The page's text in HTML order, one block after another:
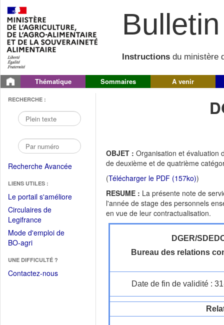
Instructions du ministère
Thématique Sommaires A venir
RECHERCHE :
Recherche Avancée
LIENS UTILES :
Le portail s'améliore(Fichier
Circulaires de
Legifrance(Ouvrir
dans
une
fenêtre)
Mode d'emploi de
BO-agri(Ouvrir
une
nouvelle
UNE DIFFICULTÉ ?
Contactez-nous
OBJET : Organisation et évaluation
de deuxième et de quatrième
(Télécharger le PDF (157ko))
RESUME : La présente note de
l'année de stage des personnels
en vue de leur contractualisation.
DGER/
Bureau des relations
Date de fin de validité :